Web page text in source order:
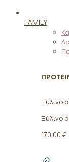
FAMILY
Ξύλινο
Ξύλινο
170,00 €